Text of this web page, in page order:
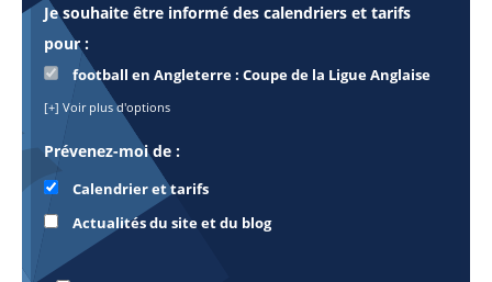
Je souhaite être informé des calendriers et tarifs
pour :
football en Angleterre : Coupe de la Ligue Anglaise
[+] Voir plus d'options
Prévenez-moi de :
Calendrier et tarifs
Actualités du site et du blog